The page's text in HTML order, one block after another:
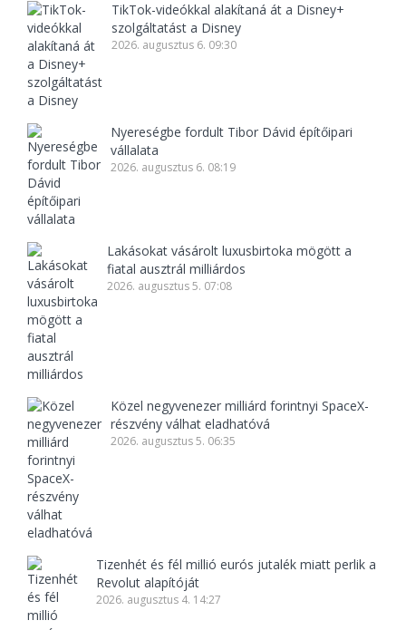
TikTok-videókkal alakítaná át a Disney+
szolgáltatást a Disney
2026. augusztus 6. 09:30
Nyereségbe fordult Tibor Dávid építőipari
vállalata
2026. augusztus 6. 08:19
Lakásokat vásárolt luxusbirtoka mögött a
fiatal ausztrál milliárdos
2026. augusztus 5. 07:08
Közel negyvenezer milliárd forintnyi SpaceX-
részvény válhat eladhatóvá
2026. augusztus 5. 06:35
Tizenhét és fél millió eurós jutalék miatt perlik a
Revolut alapítóját
2026. augusztus 4. 14:27